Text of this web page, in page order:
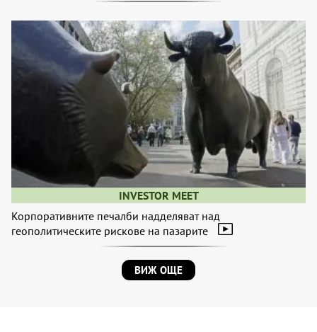
INVESTOR MEET
Корпоративните печалби надделяват над
геополитическите рискове на пазарите
ВИЖ ОЩЕ